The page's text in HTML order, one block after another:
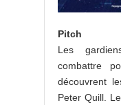
Pitch
Les
combattre
découvrent
Peter Quill.